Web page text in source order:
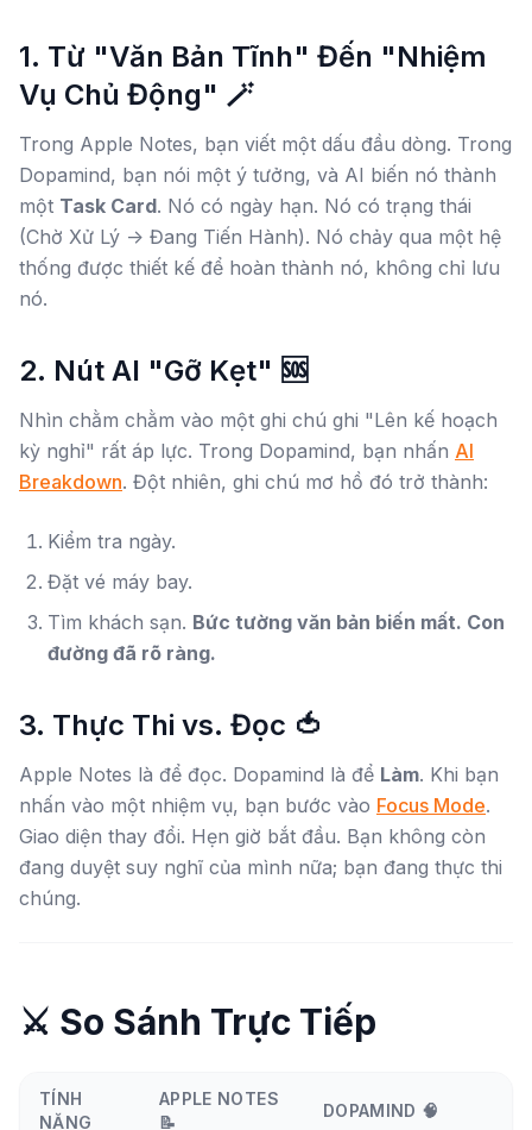
1. Từ "Văn Bản Tĩnh" Đến "Nhiệm
Vụ Chủ Động" 🪄
Trong Apple Notes, bạn viết một dấu đầu dòng. Trong
Dopamind, bạn nói một ý tưởng, và AI biến nó thành
một Task Card. Nó có ngày hạn. Nó có trạng thái
(Chờ Xử Lý -> Đang Tiến Hành). Nó chảy qua một hệ
thống được thiết kế để hoàn thành nó, không chỉ lưu
nó.
2. Nút AI "Gỡ Kẹt" 🆘
Nhìn chằm chằm vào một ghi chú ghi "Lên kế hoạch
kỳ nghỉ" rất áp lực. Trong Dopamind, bạn nhấn AI
Breakdown. Đột nhiên, ghi chú mơ hồ đó trở thành:
Kiểm tra ngày.
Đặt vé máy bay.
Tìm khách sạn. Bức tường văn bản biến mất. Con
đường đã rõ ràng.
3. Thực Thi vs. Đọc 🍅
Apple Notes là để đọc. Dopamind là để Làm. Khi bạn
nhấn vào một nhiệm vụ, bạn bước vào Focus Mode.
Giao diện thay đổi. Hẹn giờ bắt đầu. Bạn không còn
đang duyệt suy nghĩ của mình nữa; bạn đang thực thi
chúng.
⚔️ So Sánh Trực Tiếp
TÍNH
NĂNG
APPLE NOTES
📝
DOPAMIND 🧠